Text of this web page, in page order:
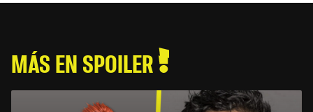
MÁS EN SPOILER